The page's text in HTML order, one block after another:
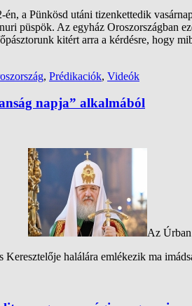
én, a Pünkösd utáni tizenkettedik
püspök. Az egyház Oroszországban
kitért arra a kérdésre, hogy
, Prédikaciók, Videók
napja” alkalmából
Az Úrban
halálára emlékezik ma